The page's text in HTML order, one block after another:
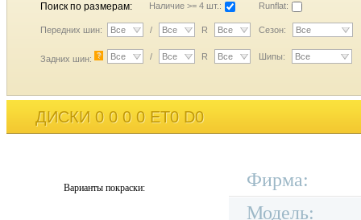
Поиск по размерам: Наличие >= 4 шт.: Runflat:
Передних шин: Все / Все R Все Сезон: Все
Задних шин: ? Все / Все R Все Шипы: Все
ДИСКИ 0 0 0 0 ET0 D0
Варианты покраски:
Фирма:
Модель: